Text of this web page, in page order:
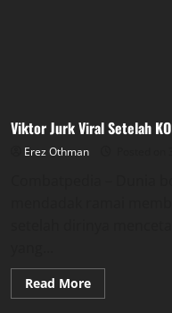
Viktor Jurk Viral Setelah
Erez Othman
Read MoreRead
more